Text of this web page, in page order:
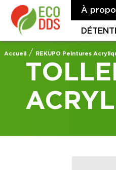
À
Accueil / REKUPO Peintures